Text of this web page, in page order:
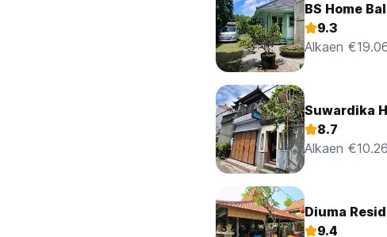
BS Home
9.3
Alkaen
Suwardika
8.7
Alkaen
Diuma
9.4